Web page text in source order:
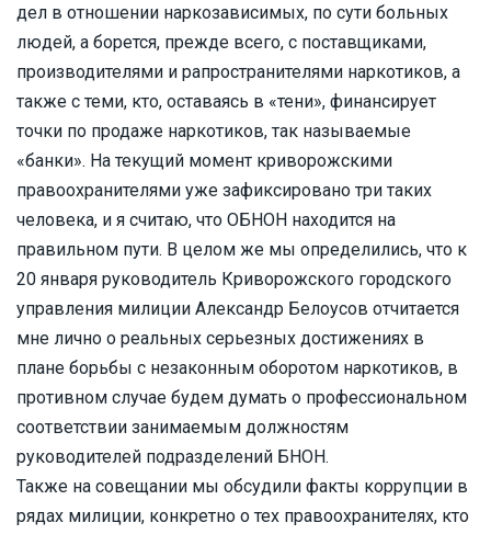
дел в отношении наркозависимых, по сути больных
людей, а борется, прежде всего, с поставщиками,
производителями и рапространителями наркотиков, а
также с теми, кто, оставаясь в «тени», финансирует
точки по продаже наркотиков, так называемые
«банки». На текущий момент криворожскими
правоохранителями уже зафиксировано три таких
человека, и я считаю, что ОБНОН находится на
правильном пути. В целом же мы определились, что к
20 января руководитель Криворожского городского
управления милиции Александр Белоусов отчитается
мне лично о реальных серьезных достижениях в
плане борьбы с незаконным оборотом наркотиков, в
противном случае будем думать о профессиональном
соответствии занимаемым должностям
руководителей подразделений БНОН.
Также на совещании мы обсудили факты коррупции в
рядах милиции, конкретно о тех правоохранителях, кто